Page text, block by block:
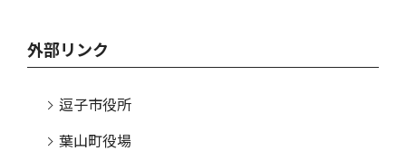
外部リンク
逗子市役所
葉山町役場